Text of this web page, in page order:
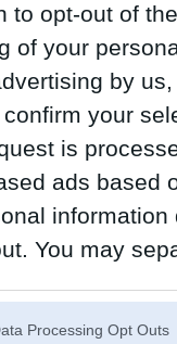
to opt-out of
of your
by
your
is
ads based
You may
Processing Opt Outs